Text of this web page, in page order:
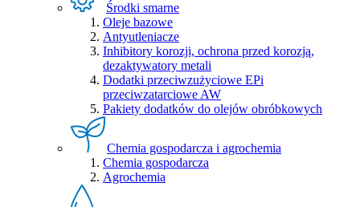
Środki smarne
Oleje bazowe
Antyutleniacze
Inhibitory korozji, ochrona przed korozją,
dezaktywatory metali
Dodatki przeciwzużyciowe EPi
przeciwzatarciowe AW
Pakiety dodatków do olejów obróbkowych
Chemia gospodarcza i agrochemia
Chemia gospodarcza
Agrochemia